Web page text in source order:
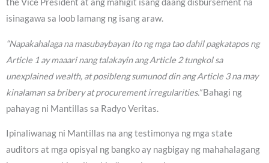
the Vice President at ang mahigit isang daang disbursement na
isinagawa sa loob lamang ng isang araw.
“Napakahalaga na masubaybayan ito ng mga tao dahil pagkatapos ng
Article 1 ay maaari nang talakayin ang Article 2 tungkol sa
unexplained wealth, at posibleng sumunod din ang Article 3 na may
kinalaman sa bribery at procurement irregularities.”Bahagi ng
pahayag ni Mantillas sa Radyo Veritas.
Ipinaliwanag ni Mantillas na ang testimonya ng mga state
auditors at mga opisyal ng bangko ay nagbigay ng mahahalagang